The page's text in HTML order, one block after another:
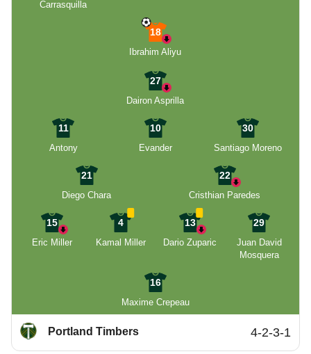
Carrasquilla
18
Ibrahim Aliyu
27
Dairon Asprilla
11
Antony
10
Evander
30
Santiago Moreno
21
Diego Chara
22
Cristhian Paredes
15
Eric Miller
4
Kamal Miller
13
Dario Zuparic
29
Juan David
Mosquera
16
Maxime Crepeau
Portland Timbers 4-2-3-1